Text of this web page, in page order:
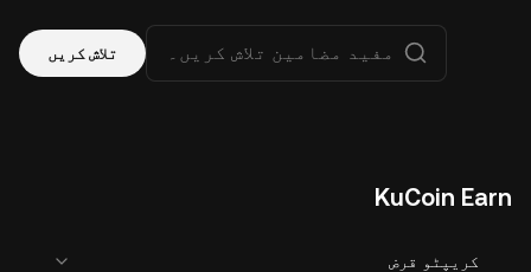
تلاش کریں
KuCoin Earn
کریپٹو قرض